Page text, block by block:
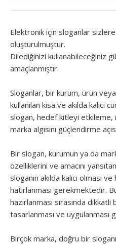
Elektronik için sloganlar
oluşturulmuştur.
Dilediğinizi kullanabileceğiniz
amaçlanmıştır.
Sloganlar, bir kurum, ürün veya
kullanılan kısa ve akılda
slogan, hedef kitleyi etkileme,
marka algısını güçlendirme
Bir slogan, kurumun ya da
özelliklerini ve amacını
sloganın akılda kalıcı olması
hatırlanması gerekmektedir.
hazırlanması sırasında
tasarlanması ve uygulanması
Birçok marka, doğru bir